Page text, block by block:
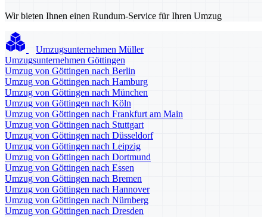
Wir bieten Ihnen einen Rundum-Service für Ihren Umzug
Umzugsunternehmen Müller
Umzugsunternehmen Göttingen
Umzug von Göttingen nach Berlin
Umzug von Göttingen nach Hamburg
Umzug von Göttingen nach München
Umzug von Göttingen nach Köln
Umzug von Göttingen nach Frankfurt am Main
Umzug von Göttingen nach Stuttgart
Umzug von Göttingen nach Düsseldorf
Umzug von Göttingen nach Leipzig
Umzug von Göttingen nach Dortmund
Umzug von Göttingen nach Essen
Umzug von Göttingen nach Bremen
Umzug von Göttingen nach Hannover
Umzug von Göttingen nach Nürnberg
Umzug von Göttingen nach Dresden